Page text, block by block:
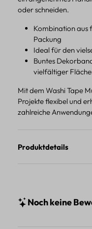
oder schneiden.
Kombination aus
Packung
Ideal für den
Buntes
vielfältiger
Mit dem Washi Tape
Projekte flexibel und
zahlreiche
Produktdetails
Noch keine